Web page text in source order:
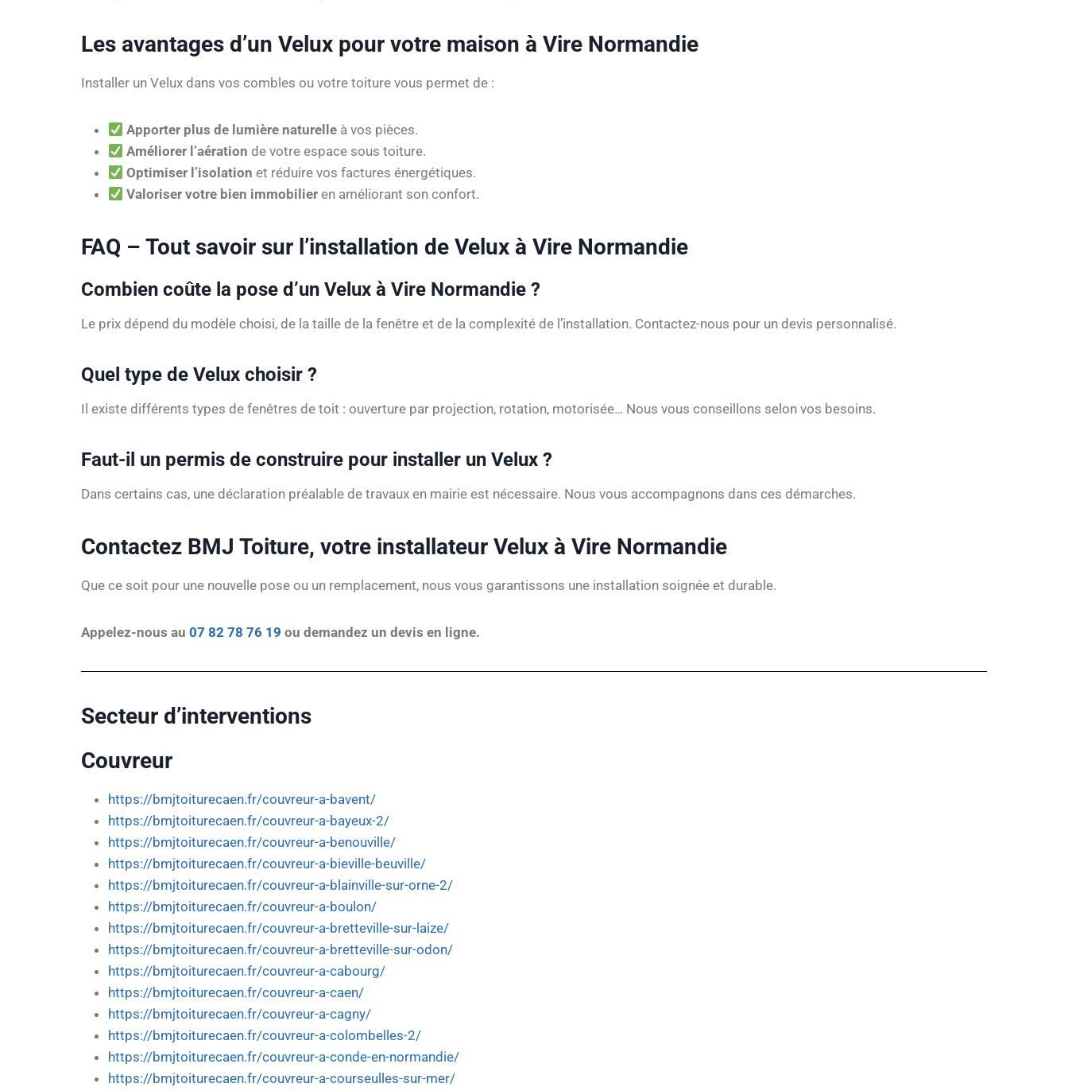
Les avantages d’un Velux pour votre maison à Vire Normandie
Installer un Velux dans vos combles ou votre toiture vous permet de :
Apporter plus de lumière naturelle à vos pièces.
Améliorer l’aération de votre espace sous toiture.
Optimiser l’isolation et réduire vos factures énergétiques.
Valoriser votre bien immobilier en améliorant son confort.
FAQ – Tout savoir sur l’installation de Velux à Vire Normandie
Combien coûte la pose d’un Velux à Vire Normandie ?
Le prix dépend du modèle choisi, de la taille de la fenêtre et de la complexité de l’installation. Contactez-nous pour un devis personnalisé.
Quel type de Velux choisir ?
Il existe différents types de fenêtres de toit : ouverture par projection, rotation, motorisée… Nous vous conseillons selon vos besoins.
Faut-il un permis de construire pour installer un Velux ?
Dans certains cas, une déclaration préalable de travaux en mairie est nécessaire. Nous vous accompagnons dans ces démarches.
Contactez BMJ Toiture, votre installateur Velux à Vire Normandie
Que ce soit pour une nouvelle pose ou un remplacement, nous vous garantissons une installation soignée et durable.
Appelez-nous au 07 82 78 76 19 ou demandez un devis en ligne.
Secteur d’interventions
Couvreur
https://bmjtoiturecaen.fr/couvreur-a-bavent/
https://bmjtoiturecaen.fr/couvreur-a-bayeux-2/
https://bmjtoiturecaen.fr/couvreur-a-benouville/
https://bmjtoiturecaen.fr/couvreur-a-bieville-beuville/
https://bmjtoiturecaen.fr/couvreur-a-blainville-sur-orne-2/
https://bmjtoiturecaen.fr/couvreur-a-boulon/
https://bmjtoiturecaen.fr/couvreur-a-bretteville-sur-laize/
https://bmjtoiturecaen.fr/couvreur-a-bretteville-sur-odon/
https://bmjtoiturecaen.fr/couvreur-a-cabourg/
https://bmjtoiturecaen.fr/couvreur-a-caen/
https://bmjtoiturecaen.fr/couvreur-a-cagny/
https://bmjtoiturecaen.fr/couvreur-a-colombelles-2/
https://bmjtoiturecaen.fr/couvreur-a-conde-en-normandie/
https://bmjtoiturecaen.fr/couvreur-a-courseulles-sur-mer/